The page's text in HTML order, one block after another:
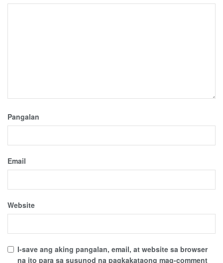
Pangalan
Email
Website
I-save ang aking pangalan, email, at website sa browser
na ito para sa susunod na pagkakataong mag-comment